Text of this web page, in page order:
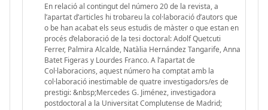
En relació al contingut del número 20 de la revista, a
l’apartat d’articles hi trobareu la col·laboració d’autors que
o be han acabat els seus estudis de màster o que estan en
procés d’elaboració de la tesi doctoral: Adolf Quetcuti
Ferrer, Palmira Alcalde, Natàlia Hernández Tangarife, Anna
Batet Figeras y Lourdes Franco. A l’apartat de
Col·laboracions, aquest número ha comptat amb la
col·laboració inestimable de quatre investigadors/es de
prestigi: &nbsp;Mercedes G. Jiménez, investigadora
postdoctoral a la Universitat Complutense de Madrid;